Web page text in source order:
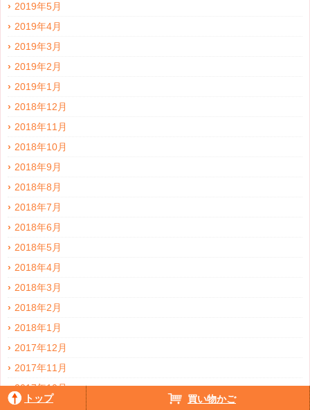
2019年5月
2019年4月
2019年3月
2019年2月
2019年1月
2018年12月
2018年11月
2018年10月
2018年9月
2018年8月
2018年7月
2018年6月
2018年5月
2018年4月
2018年3月
2018年2月
2018年1月
2017年12月
2017年11月
2017年10月
トップ 買い物かご